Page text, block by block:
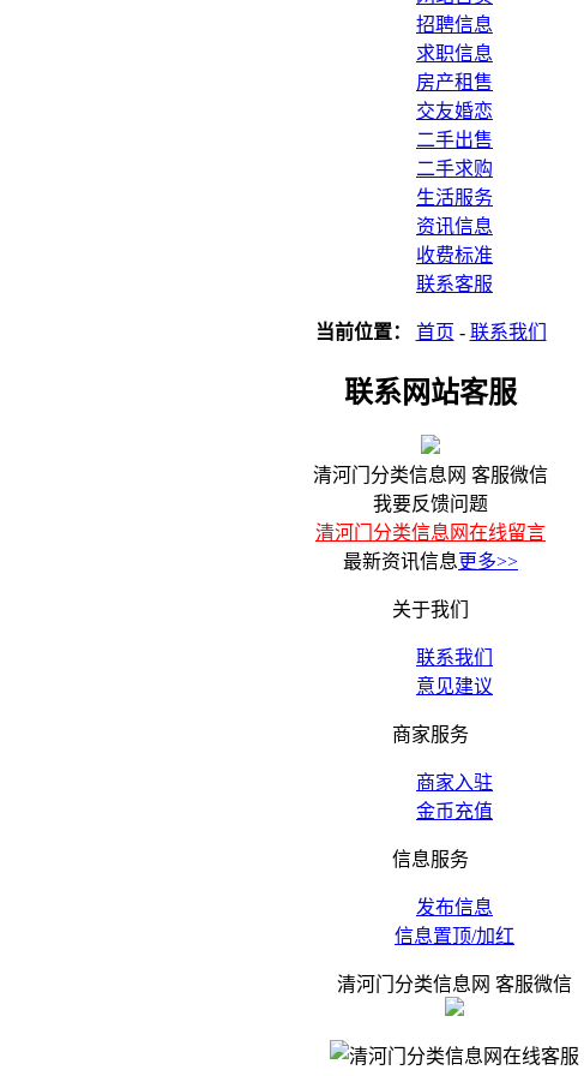
招聘信息
求职信息
房产租售
交友婚恋
二手出售
二手求购
生活服务
资讯信息
收费标准
联系客服
当前位置： 首页 - 联系我们
联系网站客服
清河门分类信息网 客服微信
我要反馈问题
清河门分类信息网在线留言
最新资讯信息更多>>
关于我们
联系我们
意见建议
商家服务
商家入驻
金币充值
信息服务
发布信息
信息置顶/加红
清河门分类信息网 客服微信